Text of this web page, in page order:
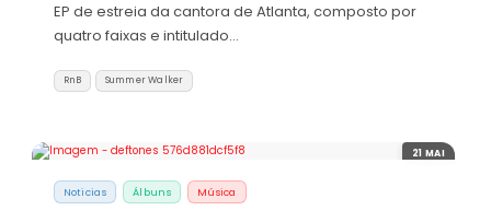
EP de estreia da cantora de Atlanta, composto por
quatro faixas e intitulado…
RnB Summer Walker
21 MAI
Noticias Álbuns Música